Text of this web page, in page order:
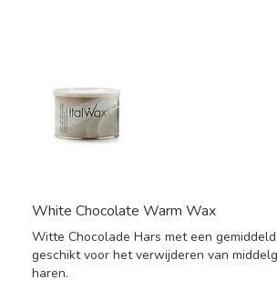
White Chocolate Warm Wax
Witte Chocolade Hars met een
geschikt voor het verwijderen van
haren.